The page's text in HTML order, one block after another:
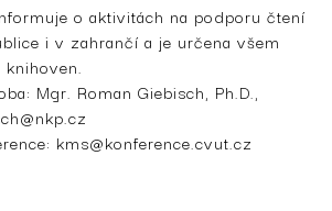
o aktivitách na podporu čtení
i v zahrančí a je určena všem
Mgr. Roman Giebisch, Ph.D.,
kms@konference.cvut.cz